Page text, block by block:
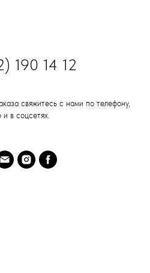
190 14 12
свяжитесь с нами по телефону,
и в соцсетях.